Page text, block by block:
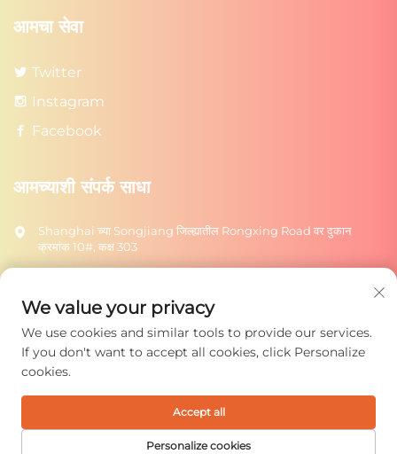
आमचा सेवा
Twitter
Instagram
Facebook
आमच्याशी संपर्क साधा
Shanghai च्या Songjiang जिल्ह्यातील Rongxing Road वर दुकान
क्रमांक 10#, कक्ष 303
+86-18217615209
पाठवा
कॉपीराइट © 2025 शंघाई रोंग्टुओ टॉयज कंपनी लिमिटेड. सर्व हक्क राखून.
We value your privacy
We use cookies and similar tools to provide our services.
If you don't want to accept all cookies, click Personalize
cookies.
Personalize cookies
Accept all